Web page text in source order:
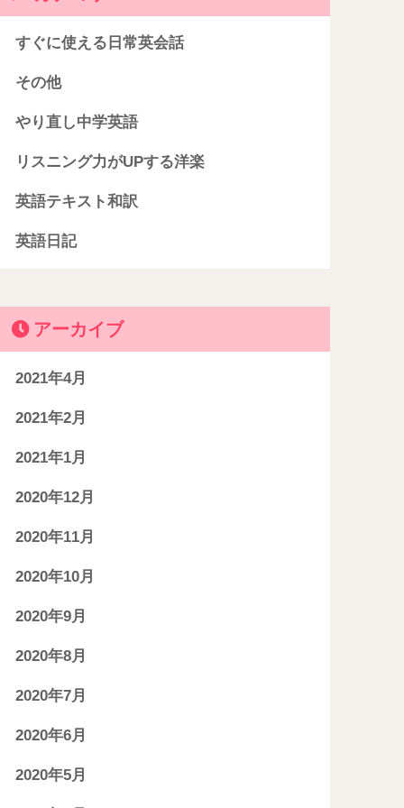
すぐに使える日常英会話
その他
やり直し中学英語
リスニング力がUPする洋楽
英語テキスト和訳
英語日記
アーカイブ
2021年4月
2021年2月
2021年1月
2020年12月
2020年11月
2020年10月
2020年9月
2020年8月
2020年7月
2020年6月
2020年5月